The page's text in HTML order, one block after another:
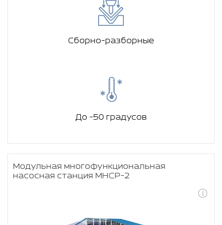
Сборно-разборные
До -50 градусов
Модульная многофункциональная
насосная станция МНСР-2